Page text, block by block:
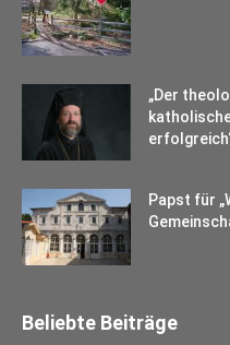
„Der
Papst für
Beliebte Beiträge